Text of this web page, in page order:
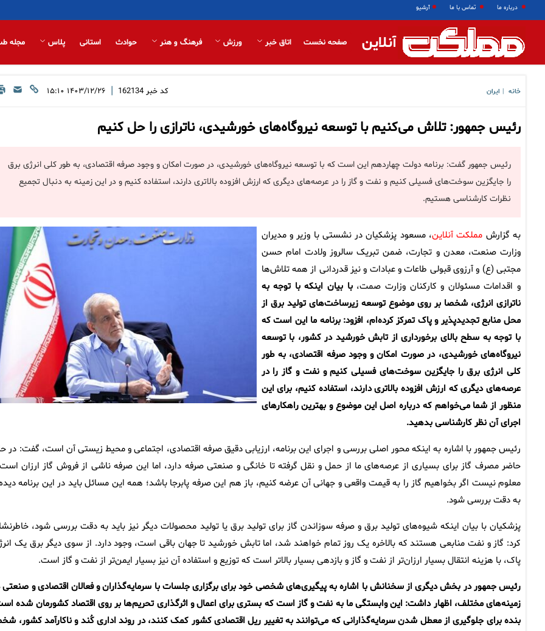
درباره ما تماس با ما آرشیو
آنلاین صفحه نخست اتاق خبر ورزش فرهنگ و هنر حوادث استانی پلاس مجله
خانه ایران کد خبر 162134
| ۱۴۰۳/۱۲/۲۶ ۱۵:۱۰
رئیس جمهور: تلاش می‌کنیم با توسعه نیروگاه‌های خورشیدی، ناترازی را حل کنیم
رئیس جمهور گفت: برنامه دولت چهاردهم این است که با توسعه نیروگاه‌های خورشیدی، در صورت امکان و وجود صرفه اقتصادی، به طور کلی انرژی برق
را جایگزین سوخت‌های فسیلی کنیم و نفت و گاز را در عرصه‌های دیگری که ارزش افزوده بالاتری دارند، استفاده کنیم و در این زمینه به دنبال تجمیع
نظرات کارشناسی هستیم.
به گزارش مملکت آنلاین، مسعود پزشکیان در نشستی با وزیر و مدیران
وزارت صنعت، معدن و تجارت، ضمن تبریک سالروز ولادت امام حسن
مجتبی (ع) و آرزوی قبولی طاعات و عبادات و نیز قدردانی از همه تلاش‌ها
و اقدامات مسئولان و کارکنان وزارت صمت،با بیان اینکه با توجه به
ناترازی انرژی، شخصا بر روی موضوع توسعه زیرساخت‌های تولید برق از
محل منابع تجدیدپذیر و پاک تمرکز کرده‌ام، افزود: برنامه ما این است که
با توجه به سطح بالای برخورداری از تابش خورشید در کشور، با توسعه
نیروگاه‌های خورشیدی، در صورت امکان و وجود صرفه اقتصادی، به طور
کلی انرژی برق را جایگزین سوخت‌های فسیلی کنیم و نفت و گاز را در
عرصه‌های دیگری که ارزش افزوده بالاتری دارند، استفاده کنیم، برای این
منظور از شما می‌خواهم که درباره اصل این موضوع و بهترین راهکارهای
اجرای آن نظر کارشناسی بدهید.
رئیس جمهور با اشاره به اینکه محور اصلی بررسی و اجرای این برنامه، ارزیابی دقیق صرفه اقتصادی، اجتماعی و محیط زیستی آن است، گفت: در
حاضر مصرف گاز برای بسیاری از عرصه‌های ما از حمل و نقل گرفته تا خانگی و صنعتی صرفه دارد، اما این صرفه ناشی از فروش گاز ارزان
معلوم نیست اگر بخواهیم گاز را به قیمت واقعی و جهانی آن عرضه کنیم، باز هم این صرفه پابرجا باشد؛ همه این مسائل باید در این برنامه
به دقت بررسی شود.
پزشکیان با بیان اینکه شیوه‌های تولید برق و صرفه سوزاندن گاز برای تولید برق یا تولید محصولات دیگر نیز باید به دقت بررسی شود،
کرد: گاز و نفت منابعی هستند که بالاخره یک روز تمام خواهند شد، اما تابش خورشید تا جهان باقی است، وجود دارد. از سوی دیگر برق یک
پاک، با هزینه انتقال بسیار ارزان‌تر از نفت و گاز و بازدهی بسیار بالاتر است که توزیع و استفاده آن نیز بسیار ایمن‌تر از نفت و گاز است.
رئیس جمهور در بخش دیگری از سخنانش با اشاره به پیگیری‌های شخصی خود برای برگزاری جلسات با سرمایه‌گذاران و فعالان اقتصادی و صنعتی
زمینه‌های مختلف، اظهار داشت: این وابستگی ما به نفت و گاز است که بستری برای اعمال و اثرگذاری تحریم‌ها بر روی اقتصاد کشورمان شده
بنده برای جلوگیری از معطل شدن سرمایه‌گذارانی که می‌توانند به تغییر ریل اقتصادی کشور کمک کنند، در روند اداری کُند و ناکارآمد کشور،